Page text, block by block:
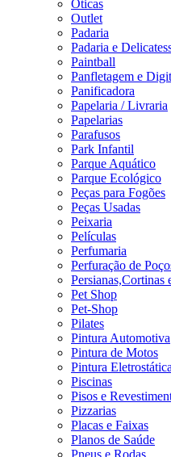
Óticas
Outlet
Padaria
Padaria e
Paintball
Panfletagem e
Panificadora
Papelaria / Livraria
Papelarias
Parafusos
Park Infantil
Parque Aquático
Parque Ecológico
Peças para Fogões
Peças Usadas
Peixaria
Películas
Perfumaria
Perfuração de
Persianas,Cortinas
Pet Shop
Pet-Shop
Pilates
Pintura Automotiva
Pintura de Motos
Pintura Eletrostática
Piscinas
Pisos e
Pizzarias
Placas e Faixas
Planos de Saúde
Pneus e Rodas